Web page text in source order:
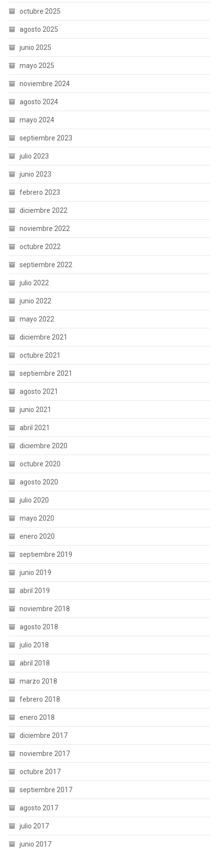
octubre 2025
agosto 2025
junio 2025
mayo 2025
noviembre 2024
agosto 2024
mayo 2024
septiembre 2023
julio 2023
junio 2023
febrero 2023
diciembre 2022
noviembre 2022
octubre 2022
septiembre 2022
julio 2022
junio 2022
mayo 2022
diciembre 2021
octubre 2021
septiembre 2021
agosto 2021
junio 2021
abril 2021
diciembre 2020
octubre 2020
agosto 2020
julio 2020
mayo 2020
enero 2020
septiembre 2019
junio 2019
abril 2019
noviembre 2018
agosto 2018
julio 2018
abril 2018
marzo 2018
febrero 2018
enero 2018
diciembre 2017
noviembre 2017
octubre 2017
septiembre 2017
agosto 2017
julio 2017
junio 2017